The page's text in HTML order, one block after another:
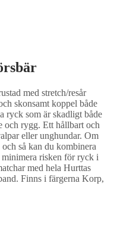
med stretch/resår
skonsamt koppel både
som är skadligt både
och rygg. Ett hållbart och
eller unghundar. Om
så kan du kombinera
risken för ryck i
med hela Hurttas
Finns i färgerna Korp,